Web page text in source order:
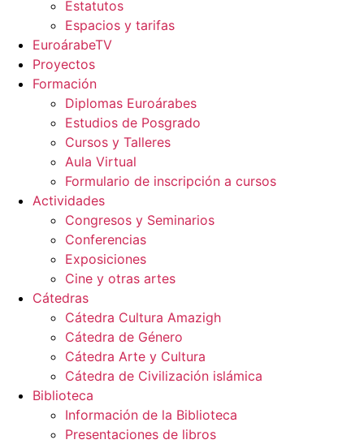
Estatutos
Espacios y tarifas
EuroárabeTV
Proyectos
Formación
Diplomas Euroárabes
Estudios de Posgrado
Cursos y Talleres
Aula Virtual
Formulario de inscripción a cursos
Actividades
Congresos y Seminarios
Conferencias
Exposiciones
Cine y otras artes
Cátedras
Cátedra Cultura Amazigh
Cátedra de Género
Cátedra Arte y Cultura
Cátedra de Civilización islámica
Biblioteca
Información de la Biblioteca
Presentaciones de libros